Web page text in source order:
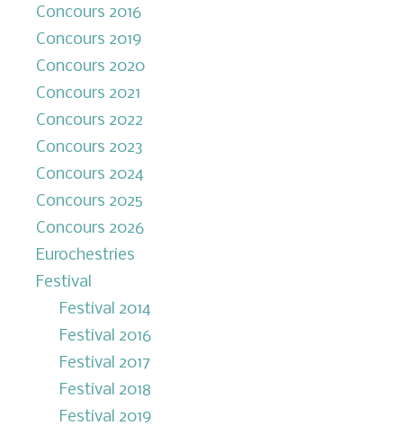
Concours 2016
Concours 2019
Concours 2020
Concours 2021
Concours 2022
Concours 2023
Concours 2024
Concours 2025
Concours 2026
Eurochestries
Festival
Festival 2014
Festival 2016
Festival 2017
Festival 2018
Festival 2019